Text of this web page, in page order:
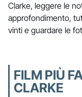
Clarke, leggere le
approfondimento,
vinti e guardare le
FILM PIÙ
CLARKE